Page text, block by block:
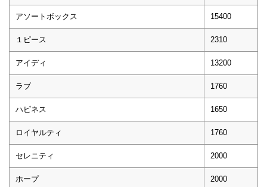
アソートボックス 15400
１ピース 2310
アイディ 13200
ラブ 1760
ハピネス 1650
ロイヤルティ 1760
セレニティ 2000
ホープ 2000